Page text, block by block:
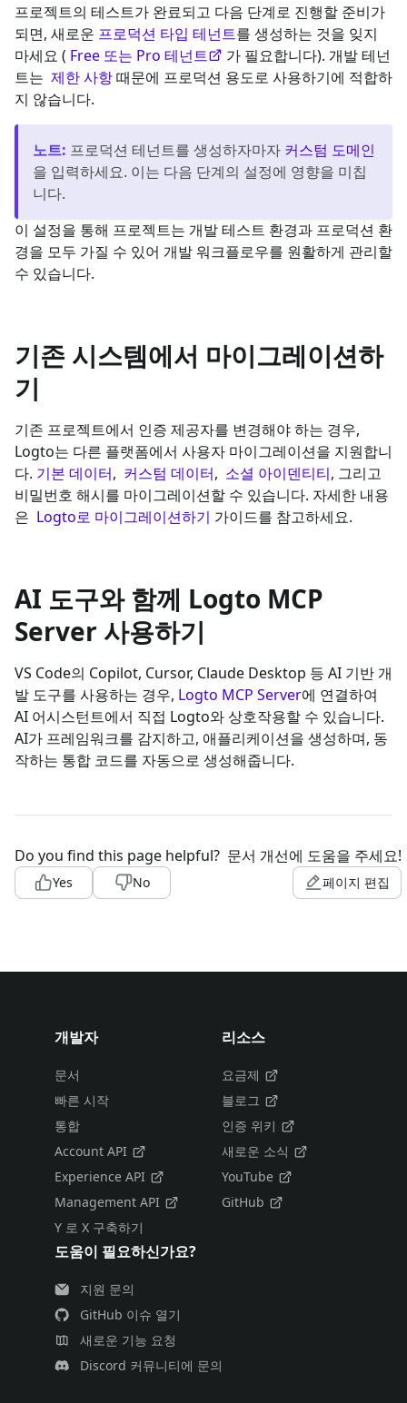
프로젝트의 테스트가 완료되고 다음 단계로 진행할 준비가
되면, 새로운 프로덕션 타입 테넌트를 생성하는 것을 잊지
마세요 ( Free 또는 Pro 테넌트
가 필요합니다). 개발 테넌
트는 제한 사항때문에 프로덕션 용도로 사용하기에 적합하
지 않습니다.
노트: 프로덕션 테넌트를 생성하자마자 커스텀 도메인
을 입력하세요. 이는 다음 단계의 설정에 영향을 미칩
니다.
이 설정을 통해 프로젝트는 개발 테스트 환경과 프로덕션 환
경을 모두 가질 수 있어 개발 워크플로우를 원활하게 관리할
수 있습니다.
기존 시스템에서 마이그레이션하
기
기존 프로젝트에서 인증 제공자를 변경해야 하는 경우,
Logto는 다른 플랫폼에서 사용자 마이그레이션을 지원합니
다. 기본 데이터, 커스텀 데이터, 소셜 아이덴티티, 그리고
비밀번호 해시를 마이그레이션할 수 있습니다. 자세한 내용
은 Logto로 마이그레이션하기 가이드를 참고하세요.
AI 도구와 함께 Logto MCP
Server 사용하기
VS Code의 Copilot, Cursor, Claude Desktop 등 AI 기반 개
발 도구를 사용하는 경우, Logto MCP Server에 연결하여
AI 어시스턴트에서 직접 Logto와 상호작용할 수 있습니다.
AI가 프레임워크를 감지하고, 애플리케이션을 생성하며, 동
작하는 통합 코드를 자동으로 생성해줍니다.
Do you find this page helpful?
Yes No
문서 개선에 도움을 주세요!
페이지 편집
개발자
문서
빠른 시작
통합
Account API
Experience API
Management API
Y 로 X 구축하기
리소스
요금제
블로그
인증 위키
새로운 소식
YouTube
GitHub
도움이 필요하신가요?
지원 문의
GitHub 이슈 열기
새로운 기능 요청
Discord 커뮤니티에 문의